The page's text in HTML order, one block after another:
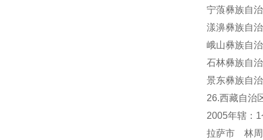
宁蒗彝族自
漾濞彝族自
峨山彝族自
石林彝族自
景东彝族自
26.西藏自治
2005年辖：
拉萨市 林